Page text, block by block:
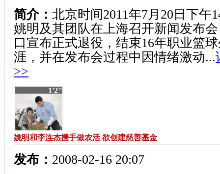
简介： 北京时间2011年7月20日下午
姚明及其团队在上海召开新闻发布
口宣布正式退役，结束16年职业篮
涯，并在发布会过程中因情绪激动...
>>
1'2"
姚明和李连杰携手做农活 欲创建慈善基金
发布： 2008-02-16 20:07